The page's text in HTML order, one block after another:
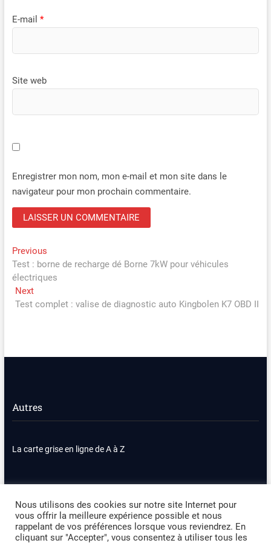
E-mail *
Site web
Enregistrer mon nom, mon e-mail et mon site dans le
navigateur pour mon prochain commentaire.
Navigation
de
l’article
PreviousPrevious
post:
Test : borne de recharge dé Borne 7kW pour véhicules
électriques
NextNext
post:
Test complet : valise de diagnostic auto Kingbolen K7 OBD II
Autres
La carte grise en ligne de A à Z
Nous contacter
Plan du site
Politique de confidentialité
Mentions légales
Nous utilisons des cookies sur notre site Internet pour
vous offrir la meilleure expérience possible et nous
rappelant de vos préférences lorsque vous reviendrez. En
cliquant sur "Accepter", vous consentez à utiliser tous les